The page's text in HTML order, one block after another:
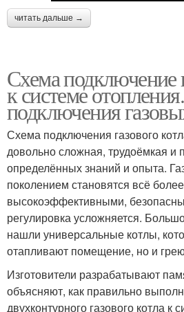
читать дальше →
Схема подключение
к системе
подключения
Схема подключения газового
довольно сложная, трудоёмкая и
определённых знаний и опыта.
поколением становятся всё более
высокоэффективными,
регулировка усложняется.
нашли универсальные котлы,
отапливают помещение, но и
Изготовители разрабатывают
объясняют, как правильно
двухконтурного газового котла к